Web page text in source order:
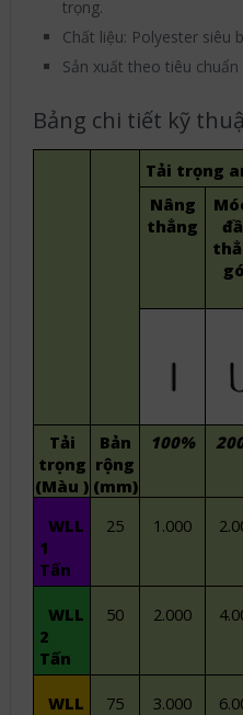
trọng.
Chất liệu: Polyester siêu
Sản xuất theo tiêu
Bảng chi tiết kỹ
Tải trọng
Nâng
thẳng
Tải
trọng
(Màu )
Bản
rộng
(mm)
100%
WLL
1
Tấn
25 1.000
WLL
2
Tấn
50 2.000
WLL
75 3.000